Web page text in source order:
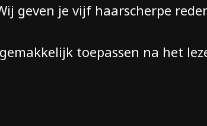
geven je vijf haarscherpe
toepassen na het